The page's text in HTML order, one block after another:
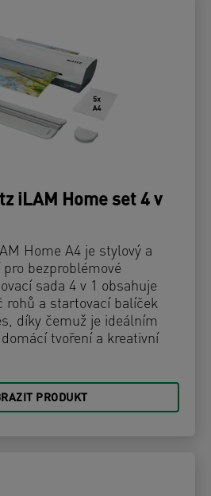
iLAM Home set 4 v
Home A4 je stylový a
bezproblémové
sada 4 v 1 obsahuje
rohů a startovací balíček
díky čemuž je ideálním
tvoření a kreativní
PRODUKT